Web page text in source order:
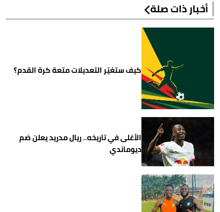
أخبار ذات صلة
كيف ستغيّر التعديلات متعة كرة القدم؟
الأغلى في تاريخه.. ريال مدريد يعلن ضم
ديوماندي